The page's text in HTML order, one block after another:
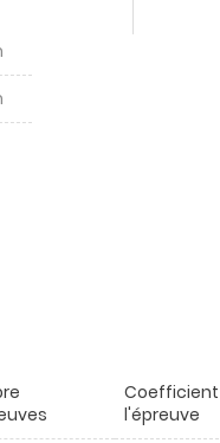
l'épreuve